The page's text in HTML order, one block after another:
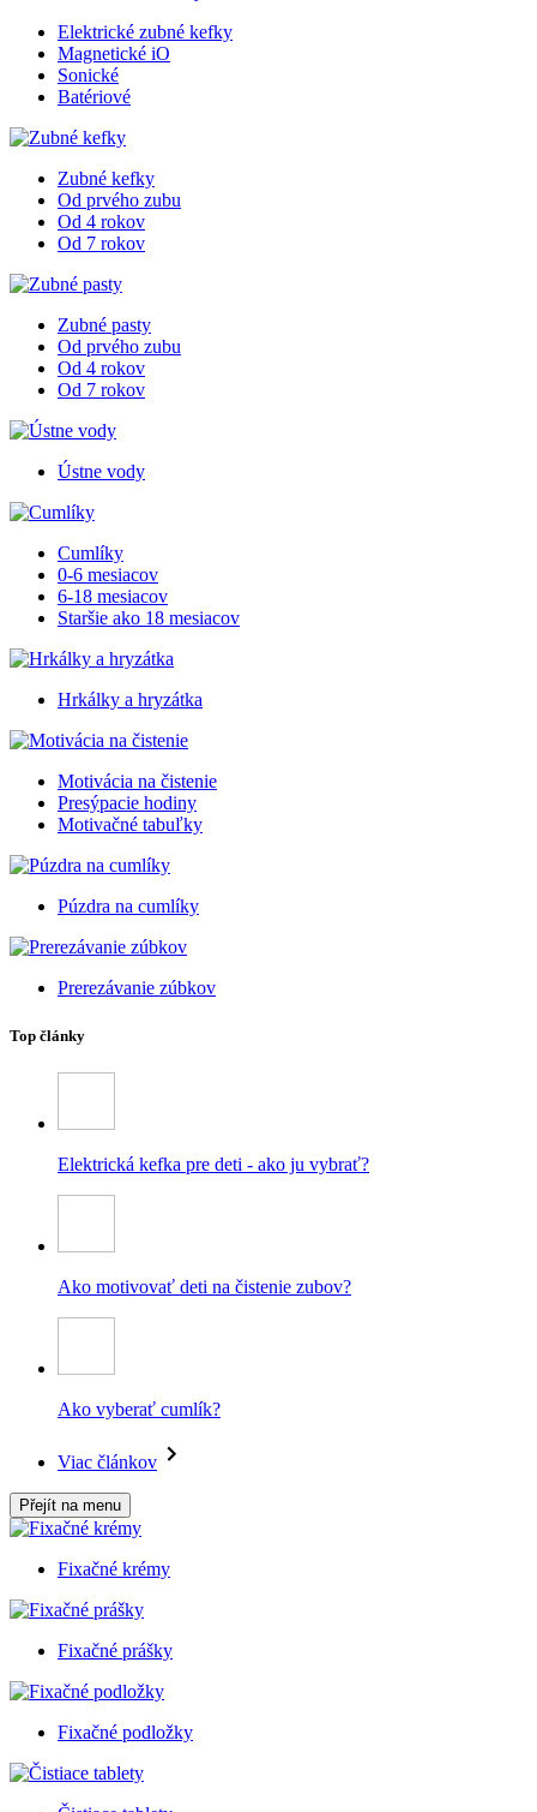
Elektrické zubné kefky
Magnetické iO
Sonické
Batériové
Zubné kefky
Od prvého zubu
Od 4 rokov
Od 7 rokov
Zubné pasty
Od prvého zubu
Od 4 rokov
Od 7 rokov
Ústne vody
Cumlíky
0-6 mesiacov
6-18 mesiacov
Staršie ako 18 mesiacov
Hrkálky a hryzátka
Motivácia na čistenie
Presýpacie hodiny
Motivačné tabuľky
Púzdra na cumlíky
Prerezávanie zúbkov
Top články
Elektrická kefka pre deti - ako ju vybrať?
Ako motivovať deti na čistenie zubov?
Ako vyberať cumlík?
Viac článkov
Přejít na menu
Fixačné krémy
Fixačné prášky
Fixačné podložky